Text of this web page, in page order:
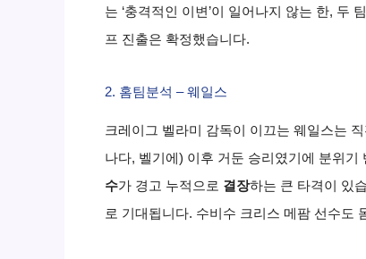
는 ‘충격적인 이변’이 일어나지 않는 한, 두
프 진출은 확정했습니다.
2. 홈팀분석 – 웨일스
크레이그 벨라미 감독이 이끄는 웨일스는
나다, 벨기에) 이후 거둔 승리였기에 분위
수가 경고 누적으로 결장하는 큰 타격이 있
로 기대됩니다. 수비수 크리스 메팜 선수도